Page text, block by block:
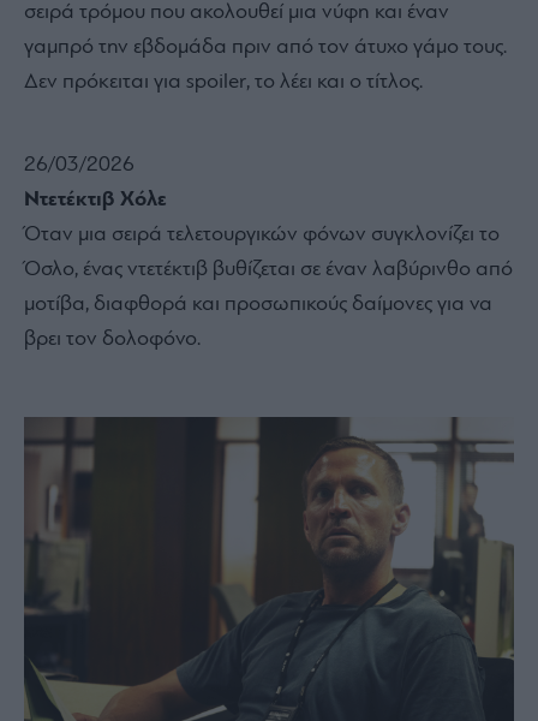
σειρά τρόμου που ακολουθεί μια νύφη και έναν
γαμπρό την εβδομάδα πριν από τον άτυχο γάμο τους.
Δεν πρόκειται για spoiler, το λέει και ο τίτλος.
26/03/2026
Ντετέκτιβ Χόλε
Όταν μια σειρά τελετουργικών φόνων συγκλονίζει το
Όσλο, ένας ντετέκτιβ βυθίζεται σε έναν λαβύρινθο από
μοτίβα, διαφθορά και προσωπικούς δαίμονες για να
βρει τον δολοφόνο.